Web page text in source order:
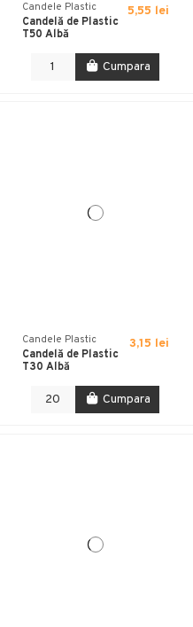
Candele Plastic
Candelă de Plastic
T50 Albă
5,55 lei
Cumpara
Candele Plastic
Candelă de Plastic
T30 Albă
3,15 lei
Cumpara